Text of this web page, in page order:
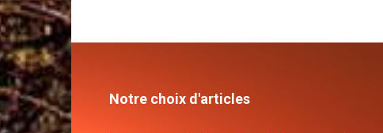
Notre choix d'articles